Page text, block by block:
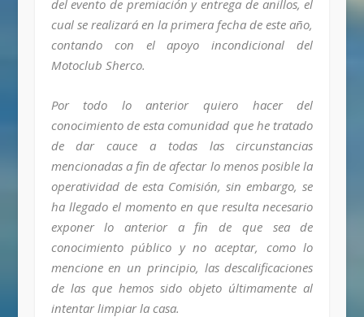
del evento de premiación y entrega de anillos, el
cual se realizará en la primera fecha de este año,
contando con el apoyo incondicional del
Motoclub Sherco.
Por todo lo anterior quiero hacer del
conocimiento de esta comunidad que he tratado
de dar cauce a todas las circunstancias
mencionadas a fin de afectar lo menos posible la
operatividad de esta Comisión, sin embargo, se
ha llegado el momento en que resulta necesario
exponer lo anterior a fin de que sea de
conocimiento público y no aceptar, como lo
mencione en un principio, las descalificaciones
de las que hemos sido objeto últimamente al
intentar limpiar la casa.